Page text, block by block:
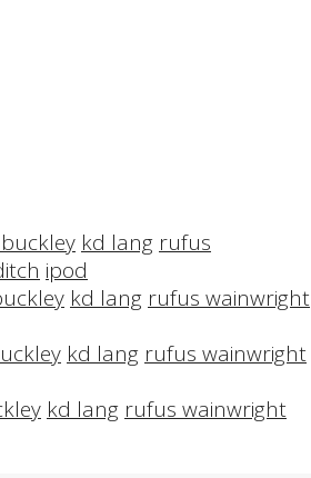
kd lang rufus
ipod
kd lang rufus wainwright
kd lang rufus wainwright
kd lang rufus wainwright